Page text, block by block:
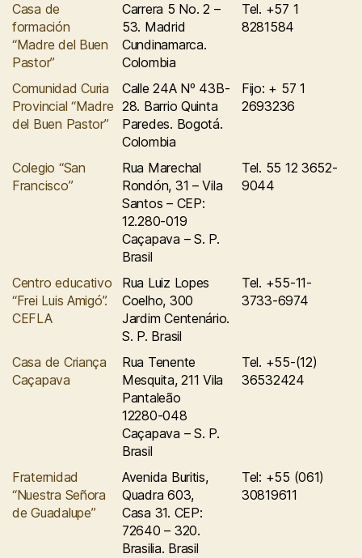
Casa de
formación
“Madre del Buen
Pastor”
Carrera 5 No. 2 –
53. Madrid
Cundinamarca.
Colombia
Tel. +57 1
8281584
Comunidad Curia
Provincial “Madre
del Buen Pastor”
Calle 24A Nº 43B-
28. Barrio Quinta
Paredes. Bogotá.
Colombia
Fijo: + 57 1
2693236
Colegio “San
Francisco”
Rua Marechal
Rondón, 31 – Vila
Santos – CEP:
12.280-019
Caçapava – S. P.
Brasil
Tel. 55 12 3652-
9044
Centro educativo
“Frei Luis Amigó”.
CEFLA
Rua Luiz Lopes
Coelho, 300
Jardim Centenário.
S. P. Brasil
Tel. +55-11-
3733-6974
Casa de Criança
Caçapava
Rua Tenente
Mesquita, 211 Vila
Pantaleão
12280-048
Caçapava – S. P.
Brasil
Tel. +55-(12)
36532424
Fraternidad
“Nuestra Señora
de Guadalupe”
Avenida Buritis,
Quadra 603,
Casa 31. CEP:
72640 – 320.
Brasilia. Brasil
Tel: +55 (061)
30819611